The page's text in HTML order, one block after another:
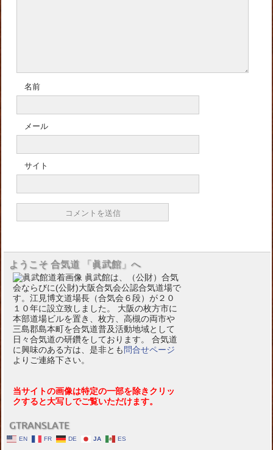
名前
メール
サイト
ようこそ 合気道 「眞武館」へ
眞武館は、（公財）合気
会ならびに(公財)大阪合気会公認合気道場で
す。江見博文道場長（合気会６段）が２０
１０年に設立致しました。 大阪の枚方市に
本部道場ビルを置き、枚方、高槻の両市や
三島郡島本町を合気道普及活動地域として
日々合気道の研鑽をしております。 合気道
に興味のある方は、是非とも 問合せページ
よりご連絡下さい。
当サイトの画像は特定の一部を除きクリッ
クすると大写しでご覧いただけます。
GTRANSLATE
EN FR DE JA ES